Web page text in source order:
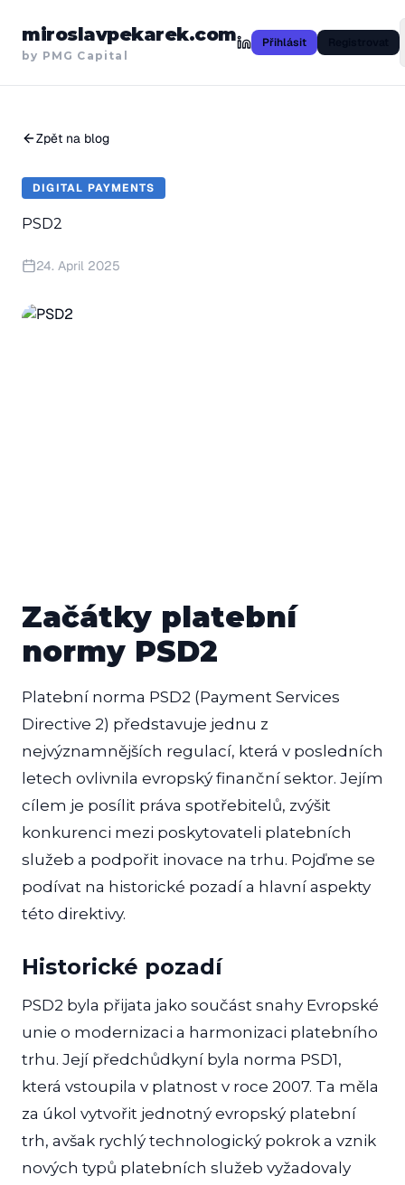
miroslavpekarek.com
by PMG Capital
Přihlásit
Zpět na blog
DIGITAL PAYMENTS
PSD2
24. April 2025
Začátky platební
normy PSD2
Platební norma PSD2 (Payment Services
Directive 2) představuje jednu z
nejvýznamnějších regulací, která v posledních
letech ovlivnila evropský finanční sektor. Jejím
cílem je posílit práva spotřebitelů, zvýšit
konkurenci mezi poskytovateli platebních
služeb a podpořit inovace na trhu. Pojďme se
podívat na historické pozadí a hlavní aspekty
této direktivy.
Historické pozadí
PSD2 byla přijata jako součást snahy Evropské
unie o modernizaci a harmonizaci platebního
trhu. Její předchůdkyní byla norma PSD1,
která vstoupila v platnost v roce 2007. Ta měla
za úkol vytvořit jednotný evropský platební
trh, avšak rychlý technologický pokrok a vznik
nových typů platebních služeb vyžadovaly